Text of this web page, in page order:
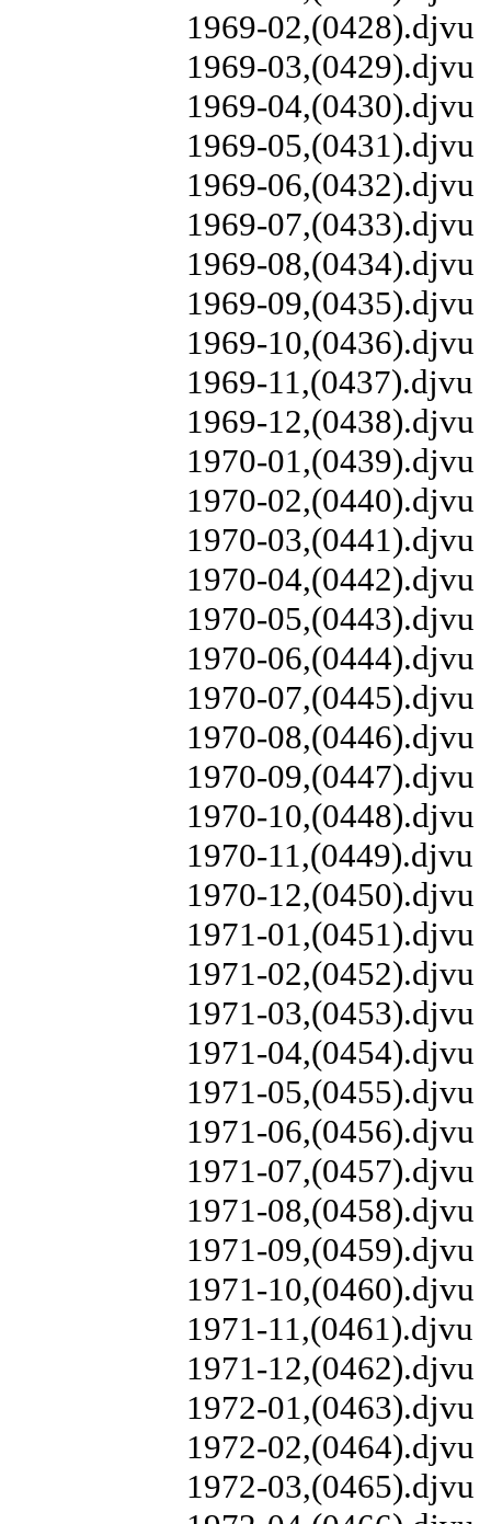
1969-02,(0428).djvu
1969-03,(0429).djvu
1969-04,(0430).djvu
1969-05,(0431).djvu
1969-06,(0432).djvu
1969-07,(0433).djvu
1969-08,(0434).djvu
1969-09,(0435).djvu
1969-10,(0436).djvu
1969-11,(0437).djvu
1969-12,(0438).djvu
1970-01,(0439).djvu
1970-02,(0440).djvu
1970-03,(0441).djvu
1970-04,(0442).djvu
1970-05,(0443).djvu
1970-06,(0444).djvu
1970-07,(0445).djvu
1970-08,(0446).djvu
1970-09,(0447).djvu
1970-10,(0448).djvu
1970-11,(0449).djvu
1970-12,(0450).djvu
1971-01,(0451).djvu
1971-02,(0452).djvu
1971-03,(0453).djvu
1971-04,(0454).djvu
1971-05,(0455).djvu
1971-06,(0456).djvu
1971-07,(0457).djvu
1971-08,(0458).djvu
1971-09,(0459).djvu
1971-10,(0460).djvu
1971-11,(0461).djvu
1971-12,(0462).djvu
1972-01,(0463).djvu
1972-02,(0464).djvu
1972-03,(0465).djvu